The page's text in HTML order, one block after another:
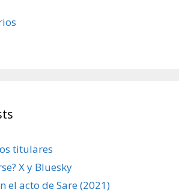
titulares
X y Bluesky
el acto de Sare (2021)